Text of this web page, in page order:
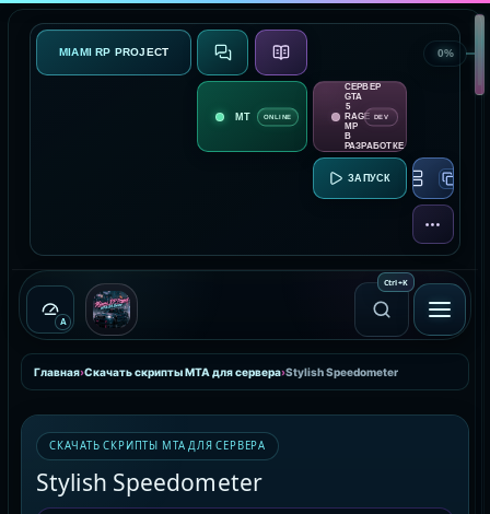
MIAMI RP PROJECT О ПРОЕКТЕ
ONLINE
СЕРВЕР
GTA
5
RAGE
MP
В
РАЗРАБОТКЕ
DEV
RAGE
ЕЩЁ
Ctrl+K
A
Главная›Скачать скрипты MTA для сервера›Stylish Speedometer
СКАЧАТЬ СКРИПТЫ MTA ДЛЯ СЕРВЕРА
Stylish Speedometer
0%